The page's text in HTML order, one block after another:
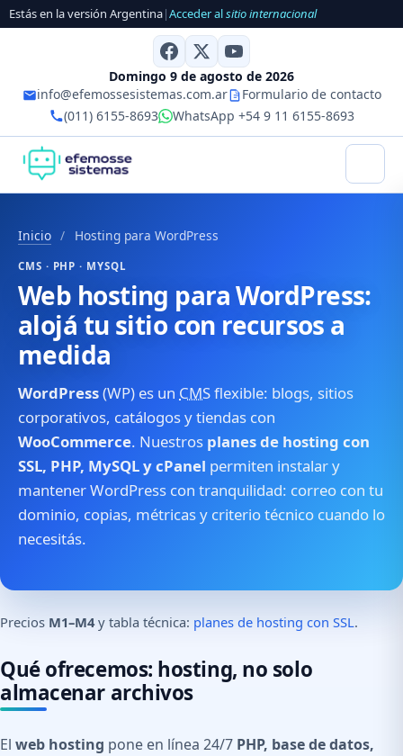
Estás en la versión Argentina|Acceder alsitio internacional
Domingo 9 de agosto de 2026
info@efemossesistemas.com.ar
Formulario de contacto
(011) 6155-8693
WhatsApp +54 9 11 6155-8693
Inicio / Hosting para WordPress
CMS · PHP · MYSQL
Web hosting para WordPress:
alojá tu sitio con recursos a
medida
WordPress(WP) es un CMSflexible: blogs, sitios
corporativos, catálogos y tiendas con
WooCommerce. Nuestros planes de hosting con
SSL, PHP, MySQL y cPanel permiten instalar y
mantener WordPress con tranquilidad: correo con tu
dominio, copias, métricas y criterio técnico cuando lo
necesitás.
Precios M1–M4y tabla técnica: planes de hosting con SSL.
Qué ofrecemos: hosting, no solo
almacenar archivos
El web hosting pone en línea 24/7 PHP, base de datos,